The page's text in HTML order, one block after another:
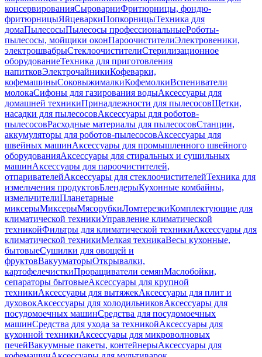
консервированияСыроварниФритюрницы, фондю-
фритюрницыЯйцеваркиПопкорницыТехника для
домаПылесосыПылесосы профессиональныеРоботы-
пылесосы, мойщики оконПароочистителиЭлектровеники,
электрошвабрыСтеклоочистителиСтерилизационное
оборудованиеТехника для приготовления
напитковЭлектрочайникиКофеварки,
кофемашиныСоковыжималкиКофемолкиВспениватели
молокаСифоны для газирования водыАксессуары для
домашней техникиПринадлежности для пылесосовЩетки,
насадки для пылесосовАксессуары для роботов-
пылесосовРасходные материалы для пылесосовСтанции,
аккумуляторы для роботов-пылесосовАксессуары для
швейных машинАксессуары для промышленного швейного
оборудованияАксессуары для стиральных и сушильных
машинАксессуары для пароочистителей,
отпаривателейАксессуары для стеклоочистителейТехника для
измельчения продуктовБлендерыКухонные комбайны,
измельчителиПланетарные
миксерыМиксерыМясорубкиЛомтерезкиКомплектующие для
климатической техникиУправление климатической
техникойФильтры для климатической техникиАксессуары для
климатической техникиМелкая техникаВесы кухонные,
бытовыеСушилки для овощей и
фруктовВакууматорыОткрывалки,
картофелечисткиПроращиватели семянМаслобойки,
сепараторы бытовыеАксессуары для крупной
техникиАксессуары для вытяжекАксессуары для плит и
духовокАксессуары для холодильниковАксессуары для
посудомоечных машинСредства для посудомоечных
машинСредства для ухода за техникойАксессуары для
кухонной техникиАксессуары для микроволновых
печейВакуумные пакеты, контейнерыАксессуары для